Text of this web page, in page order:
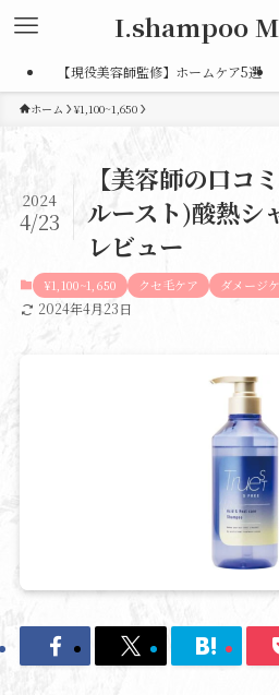
I.shampoo
【現役美容師監修】ホームケア5選
ホーム ¥1,100~1,650
【美容師の口コ
ルースト)酸熱シ
レビュー
2024
4/23
¥1,100~1,650 クセ毛ケア ダメージ
2024年4月23日